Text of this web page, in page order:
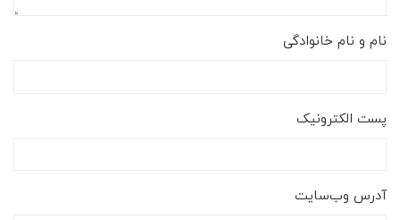
نام و نام خانوادگی
پست الکترونیک
آدرس وب‌سایت